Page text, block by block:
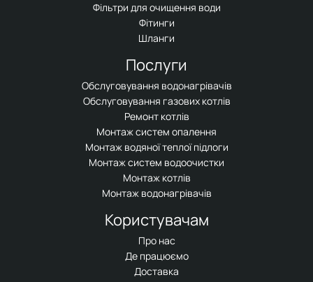
Фільтри для очищення води
Фітинги
Шланги
Послуги
Обслуговування водонагрівачів
Обслуговування газових котлів
Ремонт котлів
Монтаж систем опалення
Монтаж водяної теплої підлоги
Монтаж систем водоочистки
Монтаж котлів
Монтаж водонагрівачів
Користувачам
Про нас
Де працюємо
Доставка